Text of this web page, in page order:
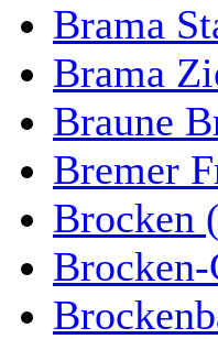
Brama
Brama
Braune
Bremer
Brocken